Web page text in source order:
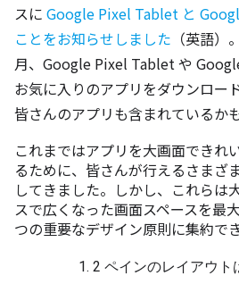
スに Google Pixel Tablet と
ことをお知らせしました （英語
月、Google Pixel Tablet や
お気に入りのアプリをダウンロー
皆さんのアプリも含まれているか
これまではアプリを大画面できれ
るために、皆さんが行えるさまざ
してきました。しかし、これらは
スで広くなった画面スペースを最
つの重要なデザイン原則に集約でき
2 ペインのレイアウト